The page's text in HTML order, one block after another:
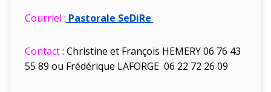
Courriel : Pastorale SeDiRe
Contact: Christine et François HEMERY 06 76 43
55 89 ou Frédérique LAFORGE 06 22 72 26 09